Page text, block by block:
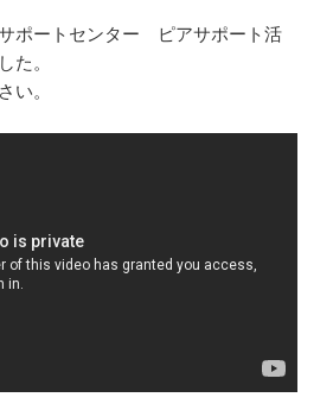
ポートセンター ピアサポート活
た。
い。